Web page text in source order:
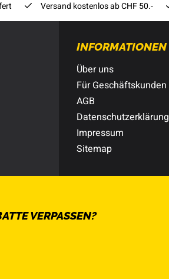
Versand kostenlos ab CHF 50.-
INFORMATIONEN
Über uns
Für Geschäftskunden
AGB
Datenschutzerklärung
Impressum
Sitemap
VERPASSEN?